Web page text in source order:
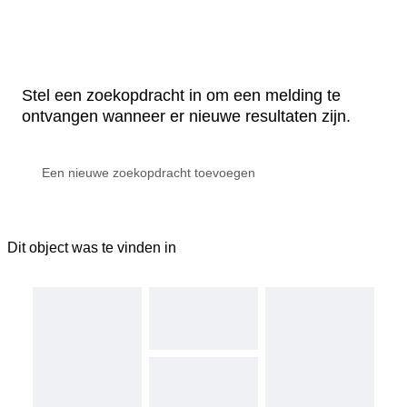
Stel een zoekopdracht in om een melding te
ontvangen wanneer er nieuwe resultaten zijn.
Dit object was te vinden in